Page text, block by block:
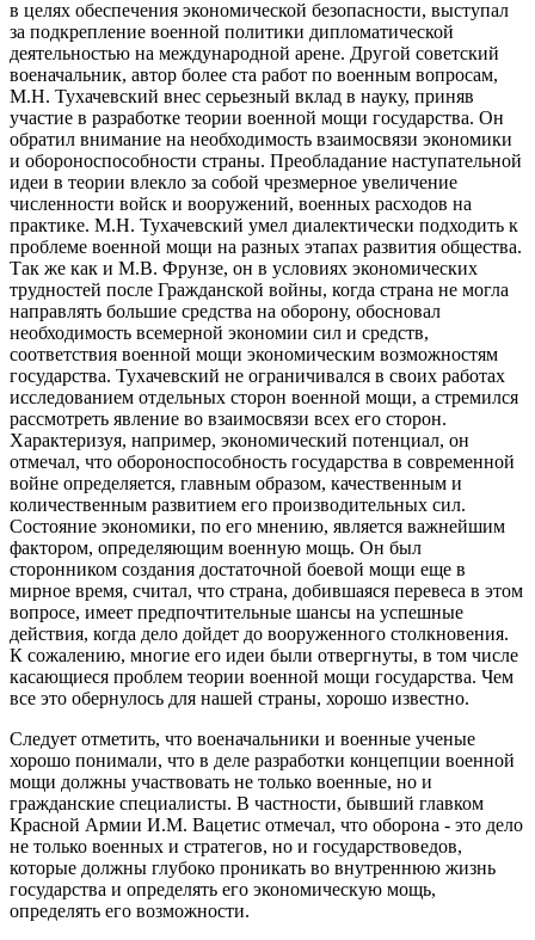
в целях обеспечения экономической безопасности, выступал
за подкрепление военной политики дипломатической
деятельностью на международной арене. Другой советский
военачальник, автор более ста работ по военным вопросам,
М.Н. Тухачевский внес серьезный вклад в науку, приняв
участие в разработке теории военной мощи государства. Он
обратил внимание на необходимость взаимосвязи экономики
и обороноспособности страны. Преобладание наступательной
идеи в теории влекло за собой чрезмерное увеличение
численности войск и вооружений, военных расходов на
практике. М.Н. Тухачевский умел диалектически подходить к
проблеме военной мощи на разных этапах развития общества.
Так же как и М.В. Фрунзе, он в условиях экономических
трудностей после Гражданской войны, когда страна не могла
направлять большие средства на оборону, обосновал
необходимость всемерной экономии сил и средств,
соответствия военной мощи экономическим возможностям
государства. Тухачевский не ограничивался в своих работах
исследованием отдельных сторон военной мощи, а стремился
рассмотреть явление во взаимосвязи всех его сторон.
Характеризуя, например, экономический потенциал, он
отмечал, что обороноспособность государства в современной
войне определяется, главным образом, качественным и
количественным развитием его производительных сил.
Состояние экономики, по его мнению, является важнейшим
фактором, определяющим военную мощь. Он был
сторонником создания достаточной боевой мощи еще в
мирное время, считал, что страна, добившаяся перевеса в этом
вопросе, имеет предпочтительные шансы на успешные
действия, когда дело дойдет до вооруженного столкновения.
К сожалению, многие его идеи были отвергнуты, в том числе
касающиеся проблем теории военной мощи государства. Чем
все это обернулось для нашей страны, хорошо известно.
Следует отметить, что военачальники и военные ученые
хорошо понимали, что в деле разработки концепции военной
мощи должны участвовать не только военные, но и
гражданские специалисты. В частности, бывший главком
Красной Армии И.М. Вацетис отмечал, что оборона - это дело
не только военных и стратегов, но и государствоведов,
которые должны глубоко проникать во внутреннюю жизнь
государства и определять его экономическую мощь,
определять его возможности.